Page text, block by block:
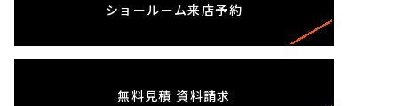
ショールーム来店予約
無料見積 資料請求